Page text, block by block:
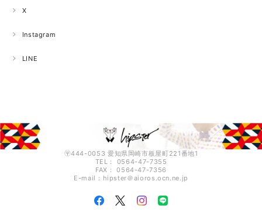
X
Instagram
LINE
〶444-0053 愛知県岡崎市板屋町221番地1
TEL： 0564-47-7355
FAX： 0564-47-7356
E-mail：hipster＠aioros.ocn.ne.jp